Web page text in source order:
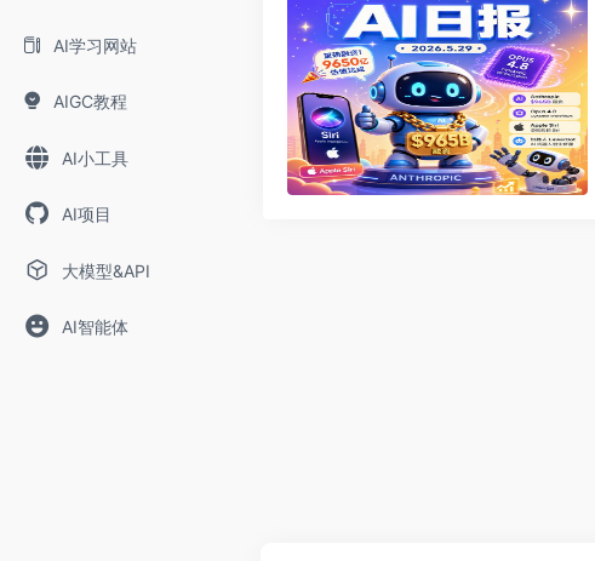
AI学习网站
AIGC教程
AI小工具
AI项目
大模型&API
AI智能体